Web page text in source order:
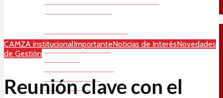
Arquitectura Mendocina
Cultura y Extensión
Regional Este
Regional Sur
CAMZA institucionalImportanteNoticias de InterésNovedades
de Gestión
Reunión clave con el